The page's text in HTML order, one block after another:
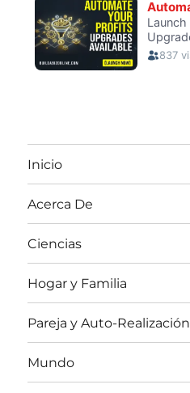
Inicio
Acerca De
Ciencias
Hogar y Familia
Pareja y Auto-Realización
Mundo